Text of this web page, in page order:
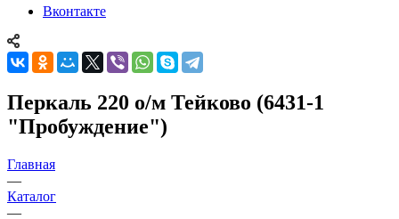
Вконтакте
Перкаль 220 о/м Тейково (6431-1
"Пробуждение")
Главная
—
Каталог
—